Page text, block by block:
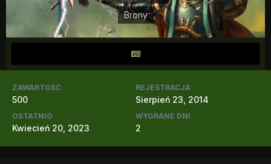
Brony
ZAWARTOŚĆ
500
REJESTRACJA
Sierpień 23, 2014
OSTATNIO
Kwiecień 20, 2023
WYGRANE DNI
2